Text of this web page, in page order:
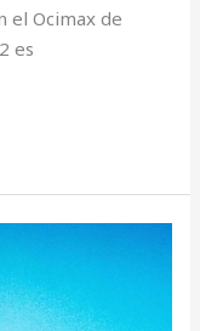
el Ocimax de
es